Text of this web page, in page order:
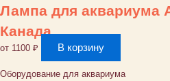
5
г
Германия
Лампа для аквариума
Канада
от 1100 ₽ В корзину
Оборудование для аквариума